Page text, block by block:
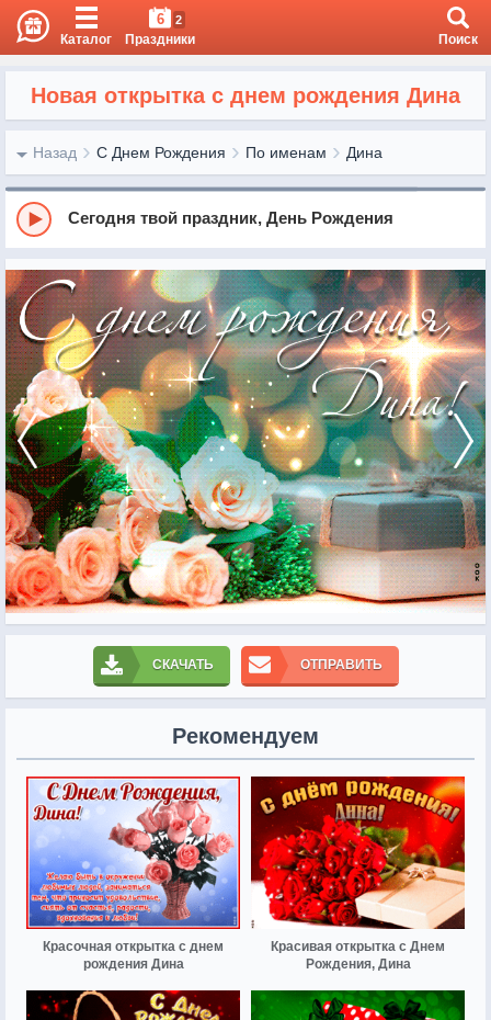
Каталог
6 2
Праздники Поиск
Новая открытка с днем рождения Дина
Назад С Днем Рождения По именам Дина
Сегодня твой праздник, День Рождения
СКАЧАТЬ ОТПРАВИТЬ
Рекомендуем
Красочная открытка с днем
рождения Дина
Красивая открытка с Днем
Рождения, Дина